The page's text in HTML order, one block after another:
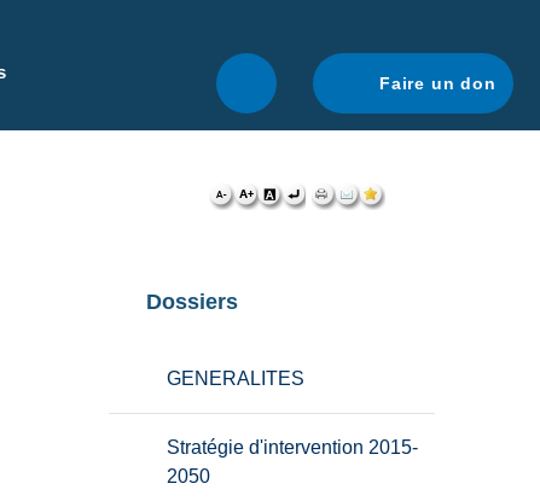
navigation optimale.
Faire un don
Dossiers
GENERALITES
Stratégie d'intervention 2015-
2050